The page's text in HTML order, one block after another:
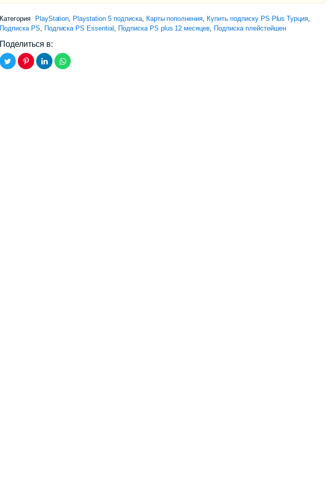
Категория PlayStation, Playstation 5 подписка, Карты пополнения, Купить подписку PS Plus Турция,
Подписка PS, Подписка PS Essential , Подписка PS plus 12 месяцев, Подписка плейстейшен
Поделиться в: